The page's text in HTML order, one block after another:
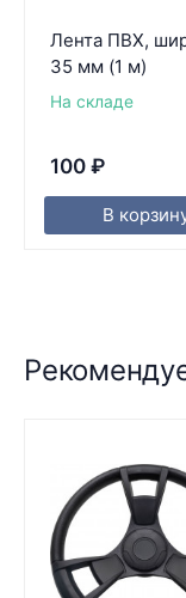
Лента ПВХ,
35 мм (1 м)
На складе
100 ₽
В